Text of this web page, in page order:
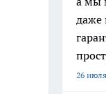
даже
26 июля